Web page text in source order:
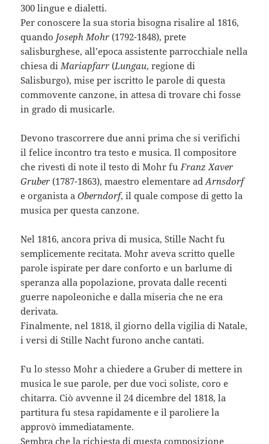
300 lingue e dialetti.
Per conoscere la sua storia bisogna risalire al 1816,
quando Joseph Mohr (1792-1848), prete
salisburghese, all’epoca assistente parrocchiale nella
chiesa di Mariapfarr(Lungau, regione di
Salisburgo), mise per iscritto le parole di questa
commovente canzone, in attesa di trovare chi fosse
in grado di musicarle.
Devono trascorrere due anni prima che si verifichi
il felice incontro tra testo e musica. Il compositore
che rivestì di note il testo di Mohr fu Franz Xaver
Gruber (1787-1863), maestro elementare adArnsdorf
e organista aOberndorf, il quale compose di getto la
musica per questa canzone.
Nel 1816, ancora priva di musica, Stille Nacht fu
semplicemente recitata. Mohr aveva scritto quelle
parole ispirate per dare conforto e un barlume di
speranza alla popolazione, provata dalle recenti
guerre napoleoniche e dalla miseria che ne era
derivata.
Finalmente, nel 1818, il giorno della vigilia di Natale,
i versi di Stille Nacht furono anche cantati.
Fu lo stesso Mohr a chiedere a Gruber di mettere in
musica le sue parole, per due voci soliste, coro e
chitarra. Ciò avvenne il 24 dicembre del 1818, la
partitura fu stesa rapidamente e il paroliere la
approvò immediatamente.
Sembra che la richiesta di questa composizione